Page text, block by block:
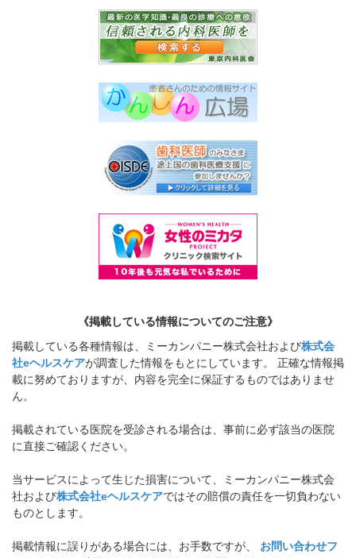
《掲載している情報についてのご注意》
掲載している各種情報は、ミーカンパニー株式会社および株式会
社eヘルスケアが調査した情報をもとにしています。 正確な情報掲
載に努めておりますが、内容を完全に保証するものではありませ
ん。
掲載されている医院を受診される場合は、事前に必ず該当の医院
に直接ご確認ください。
当サービスによって生じた損害について、ミーカンパニー株式会
社および株式会社eヘルスケアではその賠償の責任を一切負わない
ものとします。
掲載情報に誤りがある場合には、お手数ですが、 お問い合わせフ